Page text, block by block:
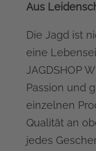
Aus
Die Jagd ist
eine
JAGDSHOP
Passion und
einzelnen
Qualität an
jedes